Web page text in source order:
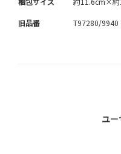
旧品番 T97280/9940
ユ